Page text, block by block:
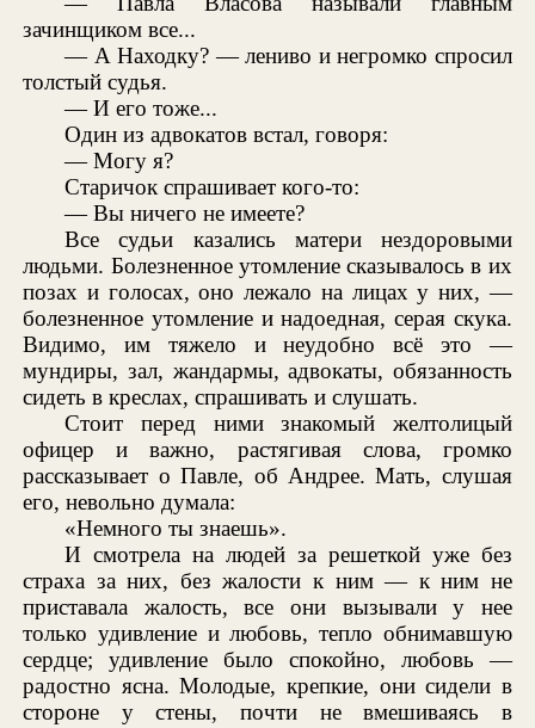
зачинщиком все...
— А Находку? — лениво и негромко спросил
толстый судья.
— И его тоже...
Один из адвокатов встал, говоря:
— Могу я?
Старичок спрашивает кого-то:
— Вы ничего не имеете?
Все судьи казались матери нездоровыми
людьми. Болезненное утомление сказывалось в их
позах и голосах, оно лежало на лицах у них, —
болезненное утомление и надоедная, серая скука.
Видимо, им тяжело и неудобно всё это —
мундиры, зал, жандармы, адвокаты, обязанность
сидеть в креслах, спрашивать и слушать.
Стоит перед ними знакомый желтолицый
офицер и важно, растягивая слова, громко
рассказывает о Павле, об Андрее. Мать, слушая
его, невольно думала:
«Немного ты знаешь».
И смотрела на людей за решеткой уже без
страха за них, без жалости к ним — к ним не
приставала жалость, все они вызывали у нее
только удивление и любовь, тепло обнимавшую
сердце; удивление было спокойно, любовь —
радостно ясна. Молодые, крепкие, они сидели в
стороне у стены, почти не вмешиваясь в